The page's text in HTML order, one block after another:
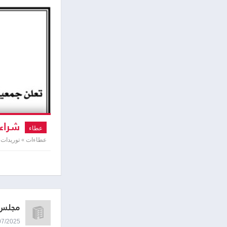
عطاء
عطاءات »
13/07/2025